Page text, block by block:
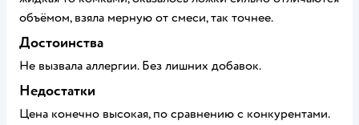
объёмом, взяла мерную от смеси, так точнее.
Достоинства
Не вызвала аллергии. Без лишних добавок.
Недостатки
Цена конечно высокая, по сравнению с конкурентами.